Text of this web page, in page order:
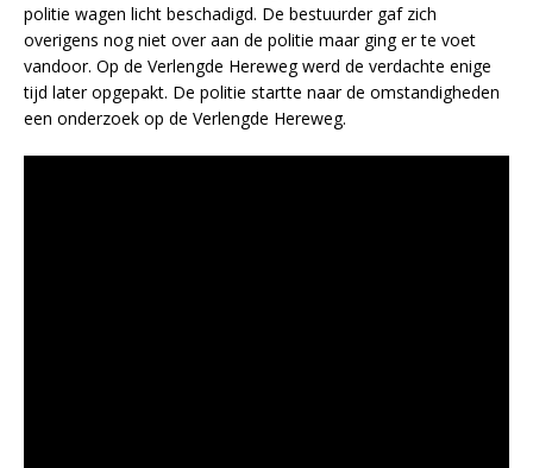
politie wagen licht beschadigd. De bestuurder gaf zich
overigens nog niet over aan de politie maar ging er te voet
vandoor. Op de Verlengde Hereweg werd de verdachte enige
tijd later opgepakt. De politie startte naar de omstandigheden
een onderzoek op de Verlengde Hereweg.